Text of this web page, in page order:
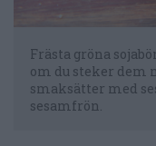
Frästa gröna
om du steker
smaksätter med
sesamfrön.